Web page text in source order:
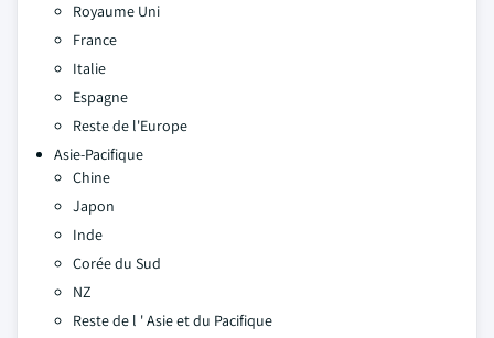
Royaume Uni
France
Italie
Espagne
Reste de l'Europe
Asie-Pacifique
Chine
Japon
Inde
Corée du Sud
NZ
Reste de l ' Asie et du Pacifique